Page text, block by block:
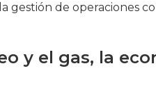
gestión de operaciones
y el gas, la